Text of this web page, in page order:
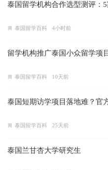
泰国留学机构合作选型测评：
泰国留学百科 4小时前
留学机构推广泰国小众留学项
泰国留学百科 10天前
泰国短期访学项目落地难？官
泰国留学百科 25天前
泰国兰甘杏大学研究生